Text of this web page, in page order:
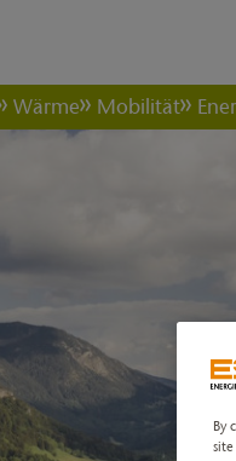
Wärme Mobilität
By